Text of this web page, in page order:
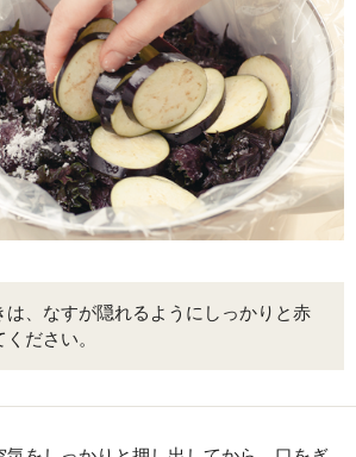
は、なすが隠れるようにしっかりと赤
ださい。